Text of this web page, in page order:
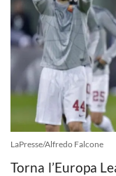
LaPresse/Alfredo Falcone
Torna l’Europa